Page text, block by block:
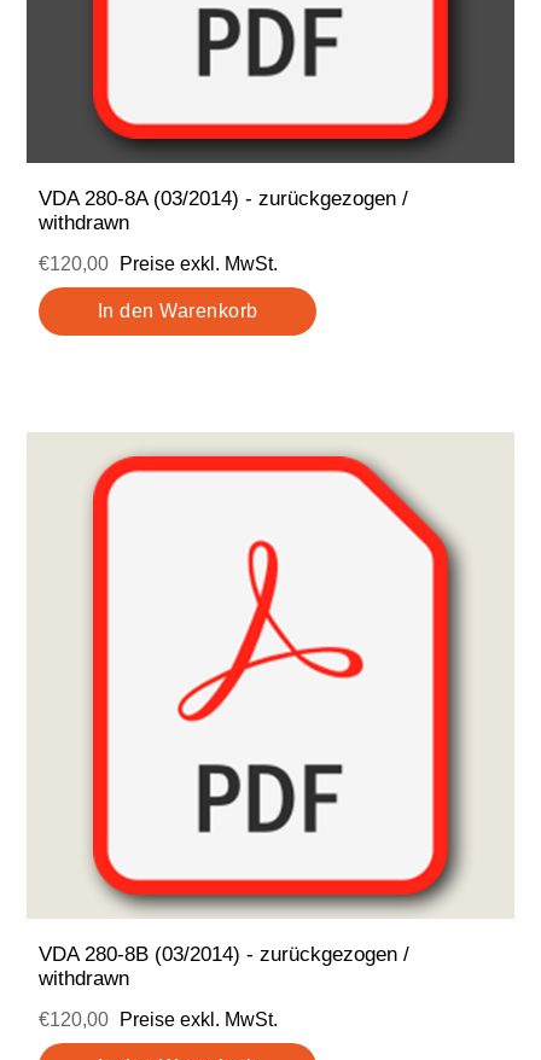
VDA 280-8A (03/2014) - zurückgezogen /
withdrawn
€120,00 Preise exkl. MwSt.
VDA 280-8B (03/2014) - zurückgezogen /
withdrawn
€120,00 Preise exkl. MwSt.